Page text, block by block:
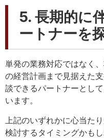
5. 長期的に
ートナーを
単発の業務対応ではなく
の経営計画まで見据えた
談できるパートナーとし
います。
上記のいずれかに心当た
検討するタイミングかも